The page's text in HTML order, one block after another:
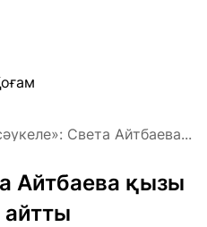
Света Айтбаева...
Айтбаева қызы